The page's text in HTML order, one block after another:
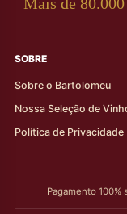
SOBRE
Sobre o Bartolomeu
Nossa Seleção de
Política de Privacidade
Pagamento 100%